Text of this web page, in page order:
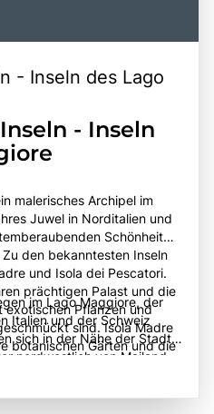
- Inseln des Lago
- Inseln
malerisches Archipel im
Juwel in Norditalien und
Schönheit
den bekanntesten Inseln
und Isola dei Pescatori.
prächtigen Palast und die
exotischen Pflanzen und
sind. Isola Madre
botanischen Gärten und die
dei Pescatori mit ihrem
Inseln sind
im Lago Maggiore, der
Italien und der Schweiz
sich in der Nähe der Stadt
nordwestlich von Mailand
sowohl über